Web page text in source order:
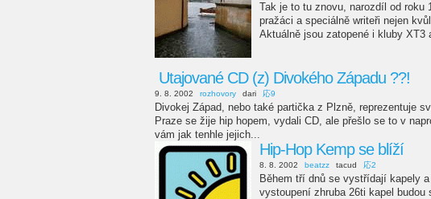
Tak je to tu znovu, narozdíl od roku
pražáci a speciálně writeři nejen
Aktuálně jsou zatopené i kluby XT3
Utajované CD (z) Divokého Západu ??!
9. 8. 2002 rozhovory dari 応9
Divokej Západ, nebo také partička z Plzně, reprezentuje
Praze se žije hip hopem, vydali CD, ale přešlo se to v
vám jak tenhle jejich...
Hip-Hop Kemp se blíží
8. 8. 2002 beatzz tacud 応2
Během tří dnů se vystřídají kapely
vystoupení zhruba 26ti kapel